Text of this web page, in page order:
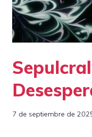
Sepulcral
7 de septiembre de